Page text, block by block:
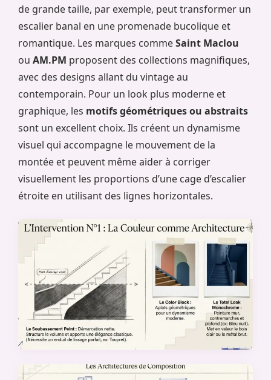
de grande taille, par exemple, peut transformer un
escalier banal en une promenade bucolique et
romantique. Les marques commeSaint Maclou
ou AM.PM proposent des collections magnifiques,
avec des designs allant du vintage au
contemporain. Pour un look plus moderne et
graphique, les motifs géométriques ou abstraits
sont un excellent choix. Ils créent un dynamisme
visuel qui accompagne le mouvement de la
montée et peuvent même aider à corriger
visuellement les proportions d’une cage d’escalier
étroite en utilisant des lignes horizontales.